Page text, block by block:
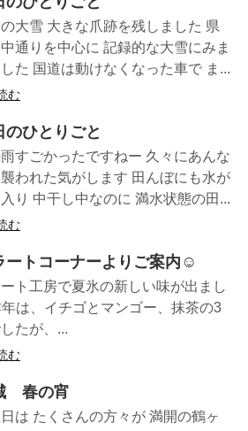
大雪 大きな爪跡を残しました 県
通りを中心に 記録的な大雪にみま
た 国道は動けなくなった車で ま...
む
のひとりごと
すごかったですねー 久々にあんな
われた気がします 田んぼにも水が
り 中干し中なのに 満水状態の田...
む
ートコーナーよりご案内☺️
ト工房で夏氷の新しい味が出まし
年は、イチゴとマンゴー、抹茶の3
たが、...
む
春の宵
は たくさんの方々が 満開の鶴ヶ